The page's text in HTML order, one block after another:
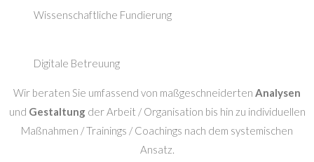
Wissenschaftliche Fundierung
Digitale Betreuung
Wir beraten Sie umfassend von maßgeschneiderten Analysen
und Gestaltungder Arbeit / Organisation bis hin zu individuellen
Maßnahmen / Trainings / Coachings nach dem systemischen
Ansatz.